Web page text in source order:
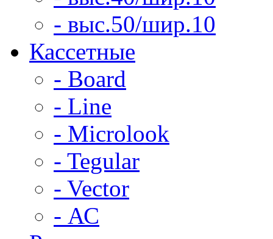
- выс.50/шир.10
Кассетные
- Board
- Line
- Microlook
- Tegular
- Vector
- АС